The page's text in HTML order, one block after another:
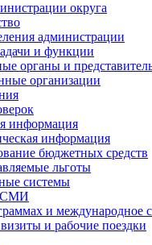
округа
администрации
и функции
органы и
организации
информация
информация
бюджетных средств
льготы
системы
СМИ
и международное
и рабочие поездки